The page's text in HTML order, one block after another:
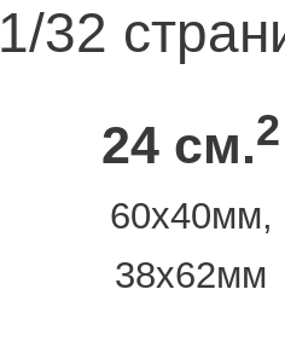
1/32
24 см.2
60х40мм,
38х62мм